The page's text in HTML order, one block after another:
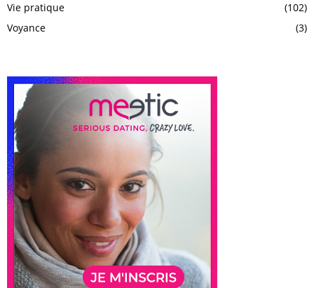
Vie pratique
(102)
Voyance
(3)